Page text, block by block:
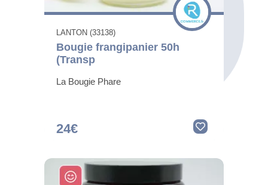
LANTON (33138)
Bougie frangipanier 50h
(Transp
La Bougie Phare
24€